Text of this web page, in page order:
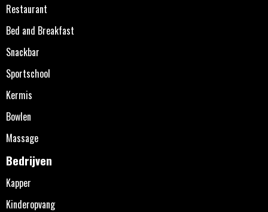
Restaurant
Bed and Breakfast
Snackbar
Sportschool
Kermis
Bowlen
Massage
Bedrijven
Kapper
Kinderopvang